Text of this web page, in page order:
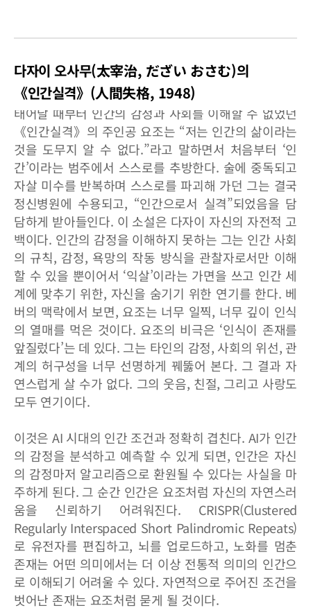
다자이 오사무(太宰治, だざい おさむ)의
《인간실격》(人間失格, 1948)
태어날 때부터 인간의 감정과 사회를 이해할 수 없었던
《인간실격》의 주인공 요조는 “저는 인간의 삶이라는
것을 도무지 알 수 없다.”라고 말하면서 처음부터 ‘인
간’이라는 범주에서 스스로를 추방한다. 술에 중독되고
자살 미수를 반복하며 스스로를 파괴해 가던 그는 결국
정신병원에 수용되고, “인간으로서 실격”되었음을 담
담하게 받아들인다. 이 소설은 다자이 자신의 자전적 고
백이다. 인간의 감정을 이해하지 못하는 그는 인간 사회
의 규칙, 감정, 욕망의 작동 방식을 관찰자로서만 이해
할 수 있을 뿐이어서 ‘익살’이라는 가면을 쓰고 인간 세
계에 맞추기 위한, 자신을 숨기기 위한 연기를 한다. 베
버의 맥락에서 보면, 요조는 너무 일찍, 너무 깊이 인식
의 열매를 먹은 것이다. 요조의 비극은 ‘인식이 존재를
앞질렀다’는 데 있다. 그는 타인의 감정, 사회의 위선, 관
계의 허구성을 너무 선명하게 꿰뚫어 본다. 그 결과 자
연스럽게 살 수가 없다. 그의 웃음, 친절, 그리고 사랑도
모두 연기이다.
이것은 AI 시대의 인간 조건과 정확히 겹친다. AI가 인간
의 감정을 분석하고 예측할 수 있게 되면, 인간은 자신
의 감정마저 알고리즘으로 환원될 수 있다는 사실을 마
주하게 된다. 그 순간 인간은 요조처럼 자신의 자연스러
움을 신뢰하기 어려워진다. CRISPR(Clustered
Regularly Interspaced Short Palindromic Repeats)
로 유전자를 편집하고, 뇌를 업로드하고, 노화를 멈춘
존재는 어떤 의미에서는 더 이상 전통적 의미의 인간으
로 이해되기 어려울 수 있다. 자연적으로 주어진 조건을
벗어난 존재는 요조처럼 묻게 될 것이다.